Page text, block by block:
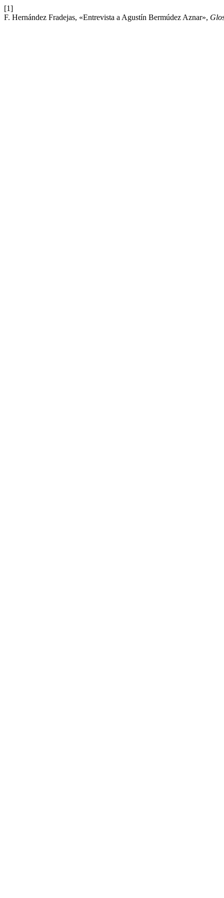
[1]
F. Hernández Fradejas, «Entrevista a Agustín Bermúdez Aznar»,